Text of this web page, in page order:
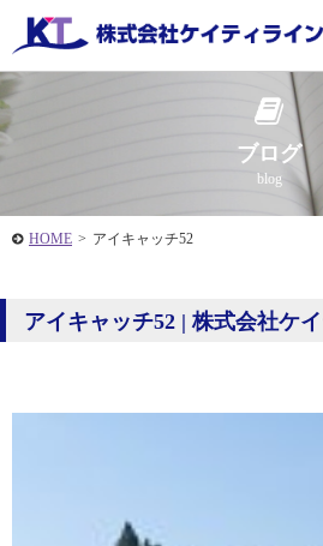
ブログ
blog
HOME > アイキャッチ52
アイキャッチ52 | 株式会社ケ